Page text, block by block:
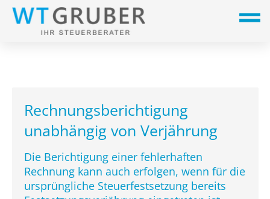
Rechnungsberichtigung
unabhängig von Verjährung
Die Berichtigung einer fehlerhaften
Rechnung kann auch erfolgen, wenn für die
ursprüngliche Steuerfestsetzung bereits